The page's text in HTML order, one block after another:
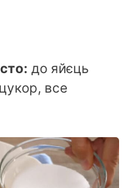
до яйєць
все